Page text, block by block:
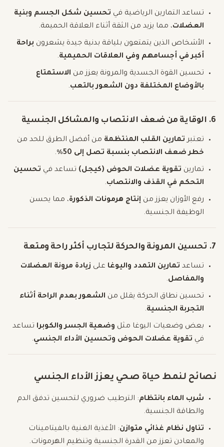
تساعد التمارين الرياضية في تحسين شكل الجسم وبنية
العضلات، مما يزيد من الثقة أثناء العلاقة الحميمة.
الأشخاص الذين يتمتعون بلياقة بدنية جيدة يشعرون براحة
أكبر في أجسامهم وفي العلاقات الحميمية.
تحسين القوة الجسدية والمرونة يعزز من الاستمتاع
بالأوضاع المختلفة دون الشعور بالتعب.
6. الوقاية من ضعف الانتصاب والمشاكل الجنسية
تعتبر تمارين القلب المنتظمة من أفضل الطرق للحد من
خطر ضعف الانتصاب بنسبة تصل إلى 50٪
.
تمارين تقوية عضلات الحوض (كيجل) تساعد في تحسين
التحكم في القذف والانتصاب.
رفع الأوزان يعزز من إنتاج هرمونات الذكورة، مما يحسن
الوظيفة الجنسية.
7. تحسين المرونة والحركة لتجارب أكثر راحة ومتعة
تساعد تمارين التمدد واليوغا على زيادة مرونة العضلات
والمفاصل.
تحسين نطاق الحركة يقلل من الشعور بعدم الراحة أثناء
التجربة الجنسية.
بعض وضعيات اليوغا مثل وضعية الجسر والكوبرا تساعد
في تقوية عضلات الحوض وتحسين الأداء الجنسي.
نصائح لنمط حياة صحي يعزز الأداء الجنسي
شرب الماء بانتظام: الترطيب ضروري لتحسين تدفق الدم
والطاقة الجنسية.
تناول نظام غذائي متوازن: الأغذية الغنية بالفيتامينات
والمعادن تعزز من القدرة الجنسية وتنظيم الهرمونات.